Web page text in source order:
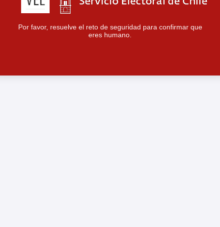
Por favor, resuelve el reto de seguridad para confirmar que
eres humano.